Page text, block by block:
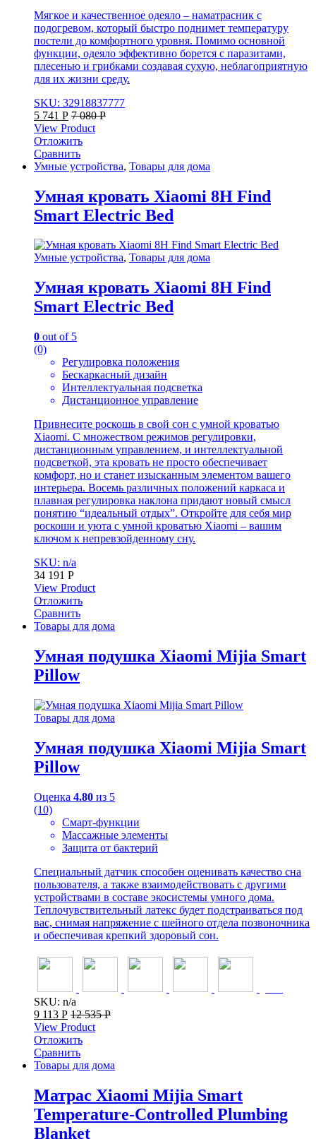
Мягкое и качественное одеяло – наматрасник с
подогревом, который быстро поднимет температуру
постели до комфортного уровня. Помимо основной
функции, одеяло эффективно борется с паразитами,
плесенью и грибками создавая сухую, неблагоприятную
для их жизни среду.
SKU: 32918837777
5 741 Р 7 080Р
View Product
Отложить
Сравнить
Умные устройства, Товары для дома
Умная кровать Xiaomi 8H Find
Smart Electric Bed
Умные устройства, Товары для дома
Умная кровать Xiaomi 8H Find
Smart Electric Bed
0 out of 5
(0)
Регулировка положения
Бескаркасный дизайн
Интеллектуальная подсветка
Дистанционное управление
Привнесите роскошь в свой сон с умной кроватью
Xiaomi. С множеством режимов регулировки,
дистанционным управлением, и интеллектуальной
подсветкой, эта кровать не просто обеспечивает
комфорт, но и станет изысканным элементом вашего
интерьера. Восемь различных положений каркаса и
плавная регулировка наклона придают новый смысл
понятию “идеальный отдых”. Откройте для себя мир
роскоши и уюта с умной кроватью Xiaomi – вашим
ключом к непревзойденному сну.
SKU: n/a
34 191 Р
View Product
Отложить
Сравнить
Товары для дома
Умная подушка Xiaomi Mijia Smart
Pillow
Товары для дома
Умная подушка Xiaomi Mijia Smart
Pillow
Оценка 4.80 из 5
(10)
Смарт-функции
Массажные элементы
Защита от бактерий
Специальный датчик способен оценивать качество сна
пользователя, а также взаимодействовать с другими
устройствами в составе экосистемы умного дома.
Теплочувствительный латекс будет подстраиваться под
вас, снимая напряжение с шейного отдела позвоночника
и обеспечивая крепкий здоровый сон.
SKU: n/a
9 113 Р 12 535Р
View Product
Отложить
Сравнить
Товары для дома
Матрас Xiaomi Mijia Smart
Temperature-Controlled Plumbing
Blanket